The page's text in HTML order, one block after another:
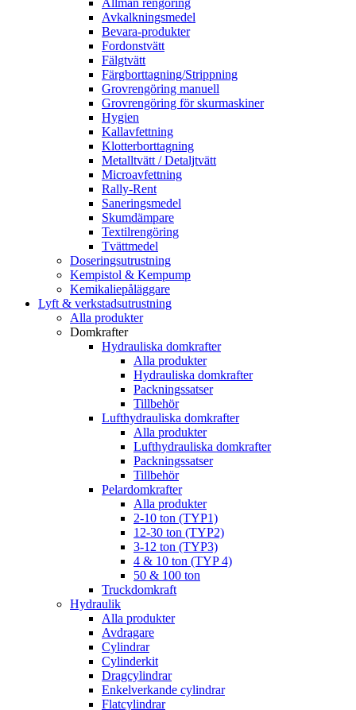
Allmän rengöring
Avkalkningsmedel
Bevara-produkter
Fordonstvätt
Fälgtvätt
Färgborttagning/Strippning
Grovrengöring manuell
Grovrengöring för skurmaskiner
Hygien
Kallavfettning
Klotterborttagning
Metalltvätt / Detaljtvätt
Microavfettning
Rally-Rent
Saneringsmedel
Skumdämpare
Textilrengöring
Tvättmedel
Doseringsutrustning
Kempistol & Kempump
Kemikaliepåläggare
Lyft & verkstadsutrustning
Alla produkter
Domkrafter
Hydrauliska domkrafter
Alla produkter
Hydrauliska domkrafter
Packningssatser
Tillbehör
Lufthydrauliska domkrafter
Alla produkter
Lufthydrauliska domkrafter
Packningssatser
Tillbehör
Pelardomkrafter
Alla produkter
2-10 ton (TYP1)
12-30 ton (TYP2)
3-12 ton (TYP3)
4 & 10 ton (TYP 4)
50 & 100 ton
Truckdomkraft
Hydraulik
Alla produkter
Avdragare
Cylindrar
Cylinderkit
Dragcylindrar
Enkelverkande cylindrar
Flatcylindrar